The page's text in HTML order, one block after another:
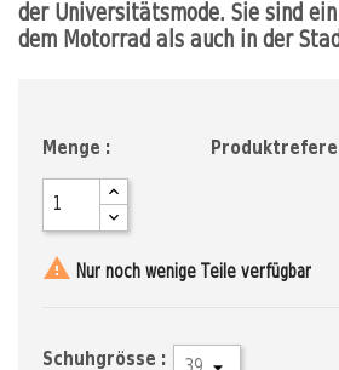
der Universitätsmode. Sie sind
dem Motorrad als auch in der
Menge :
 Nur noch wenige Teile verfügbar
Schuhgrösse :